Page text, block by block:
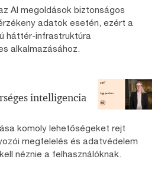
AI megoldások biztonságos
adatok esetén, ezért a
háttér-infrastruktúra
alkalmazásához.
intelligencia
komoly lehetőségeket rejt
megfelelés és adatvédelem
néznie a felhasználóknak.